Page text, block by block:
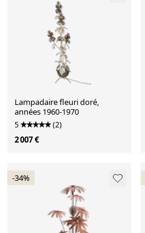
Lampadaire fleuri doré,
années 1960-1970
5 (2)
2 007 €
-34%